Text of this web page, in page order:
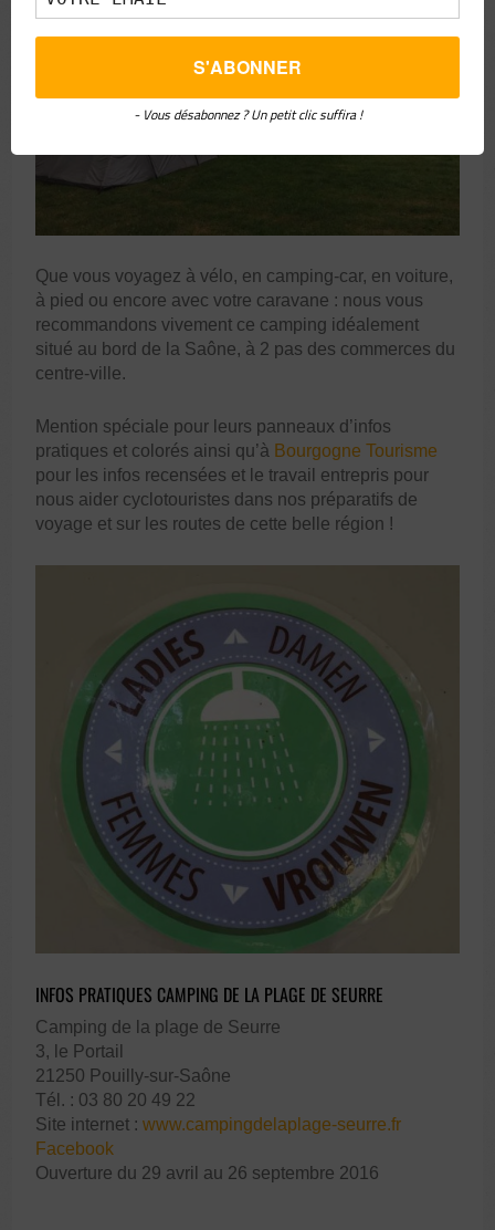
Que vous voyagez à vélo, en camping-car, en voiture,
à pied ou encore avec votre caravane : nous vous
recommandons vivement ce camping idéalement
situé au bord de la Saône, à 2 pas des commerces du
centre-ville.
Mention spéciale pour leurs panneaux d’infos
pratiques et colorés ainsi qu’à Bourgogne Tourisme
pour les infos recensées et le travail entrepris pour
nous aider cyclotouristes dans nos préparatifs de
voyage et sur les routes de cette belle région !
INFOS PRATIQUES CAMPING DE LA PLAGE DE SEURRE
Camping de la plage de Seurre
3, le Portail
21250 Pouilly-sur-Saône
Tél. : 03 80 20 49 22
Site internet :www.campingdelaplage-seurre.fr
Facebook
Ouverture du 29 avril au 26 septembre 2016
- Vous désabonnez ? Un petit clic suffira !